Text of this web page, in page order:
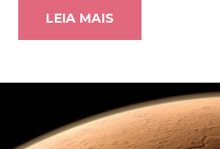
LEIA MAIS